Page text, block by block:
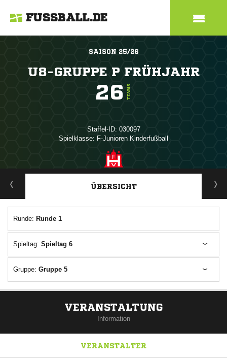
FUSSBALL.DE
SAISON 25/26
U8-GRUPPE P FRÜHJAHR
26 TEAMS
Staffel-ID: 030097
Spielklasse: F-Junioren Kinderfußball
ANZEIGE
ÜBERSICHT
Runde: Runde 1
Spieltag: Spieltag 6
Gruppe: Gruppe 5
VERANSTALTUNG
Information
VERANSTALTER